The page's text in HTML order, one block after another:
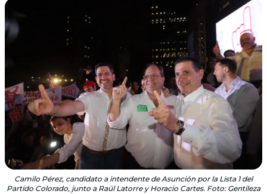
Camilo Pérez, candidato a intendente de Asunción por la Lista 1 del
Partido Colorado, junto a Raúl Latorre y Horacio Cartes. Foto: Gentileza